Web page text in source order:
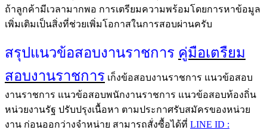
ถ้าลูกค้ามีเวลามากพอ การเตรียมความพร้อมโดยการหาข้อมูล
เพิ่มเติมเป็นสิ่งที่ช่วยเพิ่มโอกาสในการสอบผ่านครับ
สรุปแนวข้อสอบงานราชการ คู่มือเตรืยม
สอบงานราชการ เก็งข้อสอบงานราชการ แนวข้อสอบ
งานราชการ แนวข้อสอบพนักงานราชการ แนวข้อสอบท้องถิ่น
หน่วยงานรัฐ ปรับปรุงเนื้อหา ตามประกาศรับสมัครของหน่วย
งาน ก่อนออกว่างจำหน่าย สามารถสั่งซื้อได้ที่ LINE ID :